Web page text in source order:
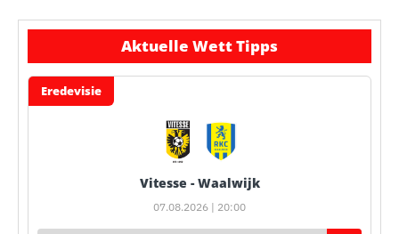
Aktuelle Wett Tipps
Eredevisie
Vitesse - Waalwijk
07.08.2026 | 20:00